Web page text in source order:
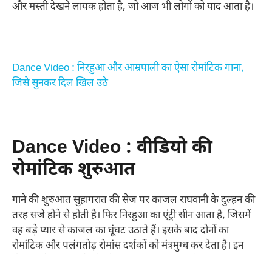
और मस्ती देखने लायक होता है, जो आज भी लोगों को याद आता है।
Dance Video : निरहुआ और आम्रपाली का ऐसा रोमांटिक गाना,
जिसे सुनकर दिल खिल उठे
Dance Video : वीडियो की
रोमांटिक शुरुआत
गाने की शुरुआत सुहागरात की सेज पर काजल राघवानी के दुल्हन की
तरह सजे होने से होती है। फिर निरहुआ का एंट्री सीन आता है, जिसमें
वह बड़े प्यार से काजल का घूंघट उठाते हैं। इसके बाद दोनों का
रोमांटिक और पलंगतोड़ रोमांस दर्शकों को मंत्रमुग्ध कर देता है। इन